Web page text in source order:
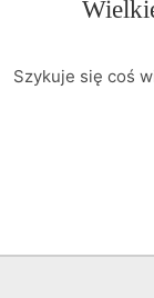
Szykuje się coś